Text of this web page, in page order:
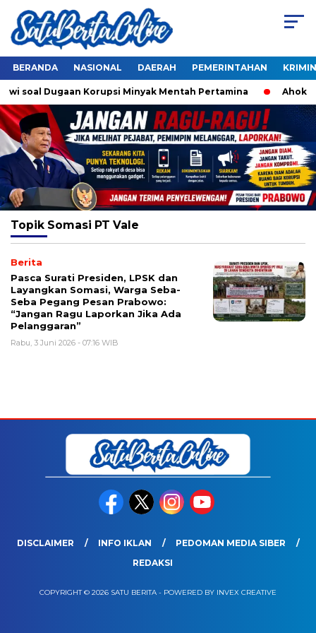
BERANDA NASIONAL DAERAH PEMERINTAHAN
soal Dugaan Korupsi Minyak Mentah Pertamina Ahok
Topik Somasi PT Vale
Berita
Pasca Surati Presiden, LPSK dan
Layangkan Somasi, Warga Seba-
Seba Pegang Pesan Prabowo:
“Jangan Ragu Laporkan Jika Ada
Pelanggaran”
Rabu, 3 Juni 2026 - 07:16 WIB
DISCLAIMER INFO IKLAN
PEDOMAN MEDIA SIBER
REDAKSI
COPYRIGHT © 2026 SATU BERITA - POWERED BY INVEX CREATIVE